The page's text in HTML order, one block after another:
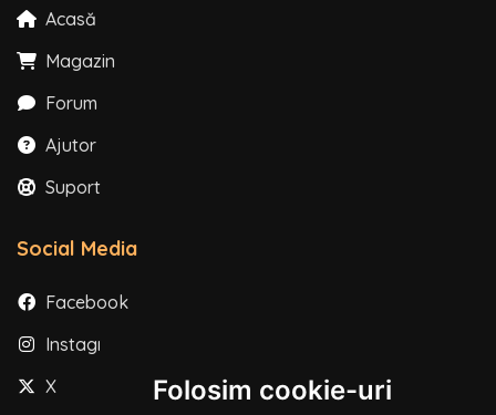
Folosim cookie-uri
Acasă
Magazin
Forum
Ajutor
Suport
Social Media
Facebook
Instagram
X